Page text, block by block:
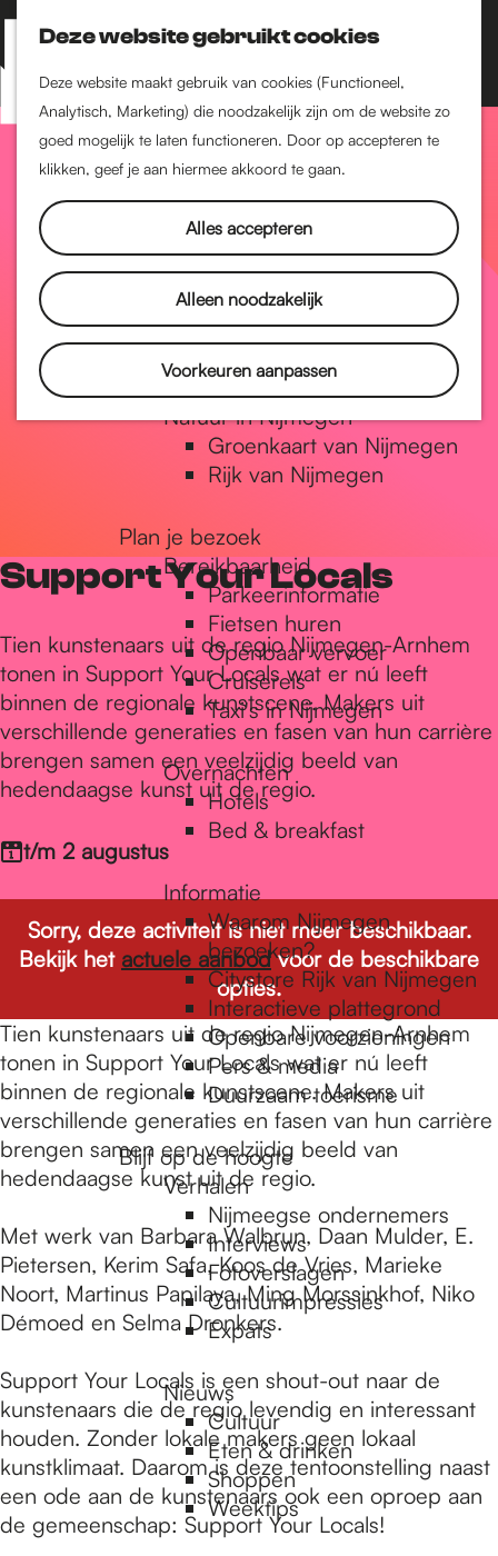
Deze website gebruikt cookies
Deze website maakt gebruik van cookies (Functioneel,
Analytisch, Marketing) die noodzakelijk zijn om de website zo
goed mogelijk te laten functioneren. Door op accepteren te
klikken, geef je aan hiermee akkoord te gaan.
Alles accepteren
Alleen noodzakelijk
Voorkeuren aanpassen
Z
o
e
k
e
K
a
a
r
t
M
e
n
Nijmegen-Nieuw-West
Dukenburg
Lindenholt
Historie
De oudste stad van
Nederland
Historische tijdlijn
Romeinse Limes
Vrede van Nijmegen
Penning
Natuur in Nijmegen
Groenkaart van Nijmegen
Rijk van Nijmegen
Plan je bezoek
Bereikbaarheid
Parkeerinformatie
Fietsen huren
Openbaar vervoer
Cruisereis
Taxi's in Nijmegen
Overnachten
Hotels
Bed & breakfast
Informatie
Waarom Nijmegen
bezoeken?
Citystore Rijk van Nijmegen
Interactieve plattegrond
Openbare voorzieningen
Pers & media
Duurzaam toerisme
Blijf op de hoogte
Verhalen
Nijmeegse ondernemers
Interviews
Fotoverslagen
Cultuurimpressies
Expats
Nieuws
Cultuur
Eten & drinken
Shoppen
Weektips
Support Your Locals
Tien kunstenaars uit de regio Nijmegen-Arnhem
tonen in Support Your Locals wat er nú leeft
binnen de regionale kunstscene. Makers uit
verschillende generaties en fasen van hun carrière
brengen samen een veelzijdig beeld van
hedendaagse kunst uit de regio.
t/m 2 augustus
Sorry, deze activiteit is niet meer beschikbaar.
Bekijk het actuele aanbodvoor de beschikbare
opties.
Tien kunstenaars uit de regio Nijmegen-Arnhem
tonen in Support Your Locals wat er nú leeft
binnen de regionale kunstscene. Makers uit
verschillende generaties en fasen van hun carrière
brengen samen een veelzijdig beeld van
hedendaagse kunst uit de regio.
Met werk van Barbara Walbrun, Daan Mulder, E.
Pietersen, Kerim Safa, Koos de Vries, Marieke
Noort, Martinus Papilaya, Ming Morssinkhof, Niko
Démoed en Selma Dronkers.
Support Your Locals is een shout-out naar de
kunstenaars die de regio levendig en interessant
houden. Zonder lokale makers geen lokaal
kunstklimaat. Daarom is deze tentoonstelling naast
een ode aan de kunstenaars ook een oproep aan
de gemeenschap: Support Your Locals!